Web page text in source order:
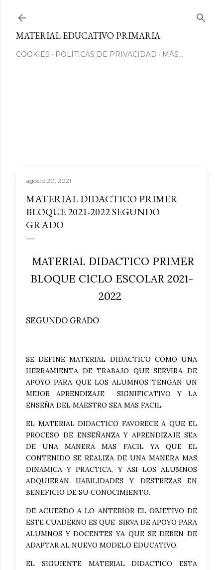
MATERIAL EDUCATIVO PRIMARIA
COOKIES POLÍTICAS DE PRIVACIDAD MÁS…
agosto 20, 2021
MATERIAL DIDACTICO PRIMER
BLOQUE 2021-2022 SEGUNDO
GRADO
MATERIAL DIDACTICO PRIMER
BLOQUE CICLO ESCOLAR 2021-
2022
SEGUNDO GRADO
SE DEFINE MATERIAL DIDACTICO COMO UNA
HERRAMIENTA DE TRABAJO QUE SERVIRA DE
APOYO PARA QUE LOS ALUMNOS TENGAN UN
MEJOR APRENDIZAJE SIGNIFICATIVO Y LA
ENSEÑA DEL MAESTRO SEA MAS FACIL.
EL MATERIAL DIDACTICO FAVORECE A QUE EL
PROCESO DE ENSEÑANZA Y APRENDIZAJE SEA
DE UNA MANERA MAS FACIL YA QUE EL
CONTENIDO SE REALIZA DE UNA MANERA MAS
DINAMICA Y PRACTICA, Y ASI LOS ALUMNOS
ADQUIERAN HABILIDADES Y DESTREZAS EN
BENEFICIO DE SU CONOCIMIENTO.
DE ACUERDO A LO ANTERIOR EL OBJETIVO DE
ESTE CUADERNO ES QUE SIRVA DE APOYO PARA
ALUMNOS Y DOCENTES YA QUE SE DEBEN DE
ADAPTAR AL NUEVO MODELO EDUCATIVO.
EL SIGUIENTE MATERIAL DIDACTICO ESTA